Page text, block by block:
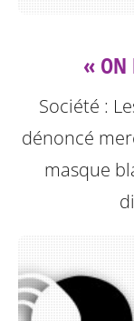
« ON
Société :
dénoncé
masque